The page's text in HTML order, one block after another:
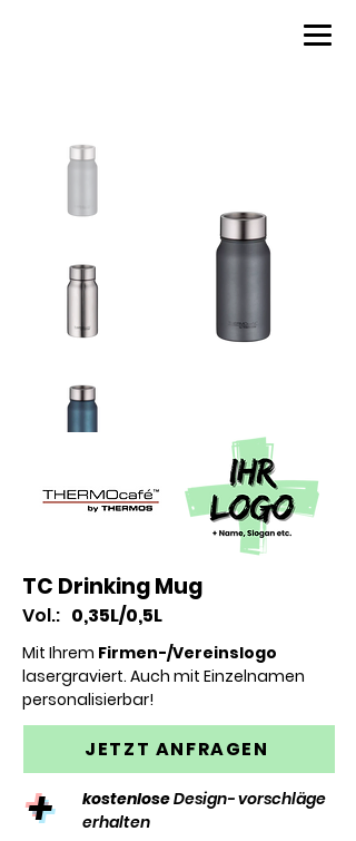
TC Drinking Mug
Vol.: 0,35L/0,5L
Mit Ihrem Firmen-/Vereinslogo
lasergraviert. Auch mit Einzelnamen
personalisierbar!
JETZT ANFRAGEN
+ kostenloseDesign- vorschläge
erhalten